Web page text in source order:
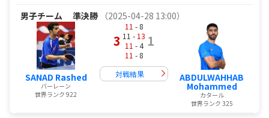
男子チーム 準決勝 （2025-04-28 13:00）
SANAD Rashed
バーレーン
世界ランク 922
3
11 - 8
11 - 13
11 - 4
11 - 8
1
対戦結果 ABDULWAHHAB
Mohammed
カタール
世界ランク 325